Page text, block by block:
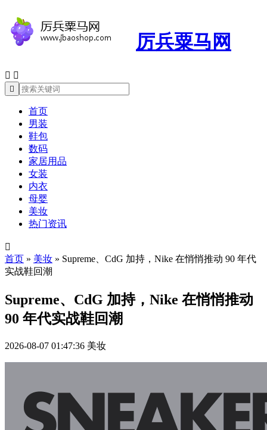
厉兵粟马网
 

首页
男装
鞋包
数码
家居用品
女装
内衣
母婴
美妆
热门资讯

首页 » 美妆 » Supreme、CdG 加持，Nike 在悄悄推动 90 年代
实战鞋回潮
Supreme、CdG 加持，Nike 在悄悄推动
90 年代实战鞋回潮
2026-08-07 01:47:36 美妆